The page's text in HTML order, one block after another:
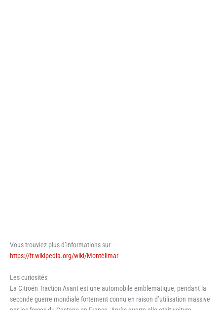
Vous trouviez plus d’informations sur
https://fr.wikipedia.org/wiki/Montélimar
Les curiosités
La Citroën Traction Avant est une automobile emblematique, pendant la
seconde guerre mondiale fortement connu en raison d’utilisation massive